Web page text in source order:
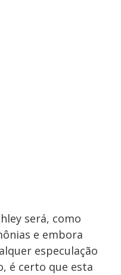
será, como
e embora
especulação
é certo que esta